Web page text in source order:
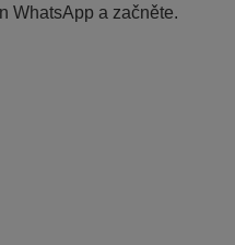
WhatsApp a začněte.